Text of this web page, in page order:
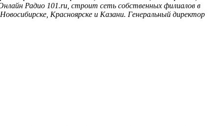
Радио 101.ru, строит сеть собственных филиалов в
Красноярске и Казани. Генеральный директор